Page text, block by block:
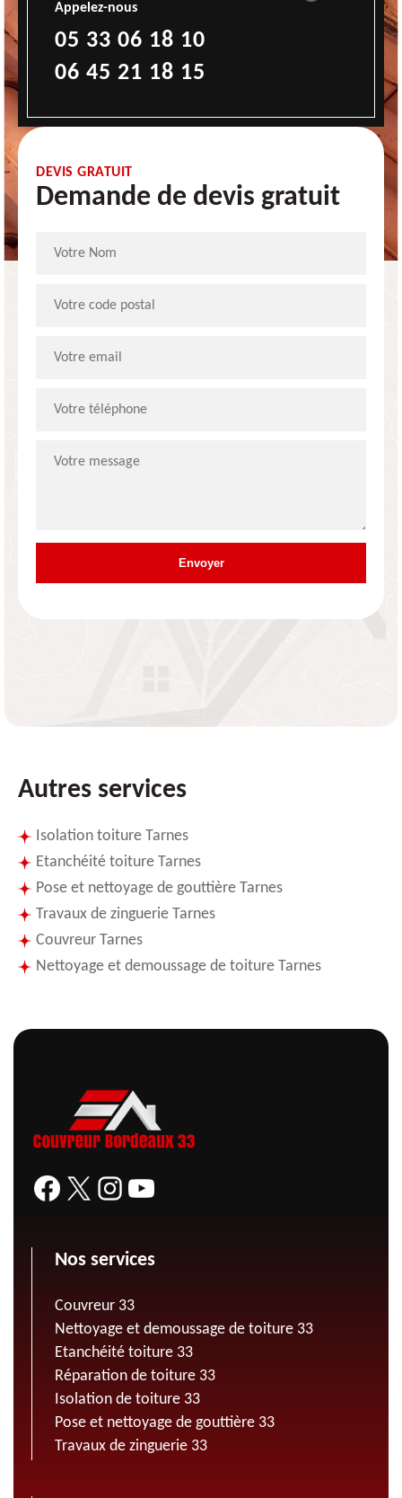
Appelez-nous
05 33 06 18 10
06 45 21 18 15
DEVIS GRATUIT
Demande de devis gratuit
Autres services
Isolation toiture Tarnes
Etanchéité toiture Tarnes
Pose et nettoyage de gouttière Tarnes
Travaux de zinguerie Tarnes
Couvreur Tarnes
Nettoyage et demoussage de toiture Tarnes
Nos services
Couvreur 33
Nettoyage et demoussage de toiture 33
Etanchéité toiture 33
Réparation de toiture 33
Isolation de toiture 33
Pose et nettoyage de gouttière 33
Travaux de zinguerie 33